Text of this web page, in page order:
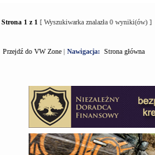
Strona 1 z 1 [ Wyszukiwarka znalazła 0 wyniki(ów) ]
Przejdź do VW Zone | Nawigacja: Strona główna